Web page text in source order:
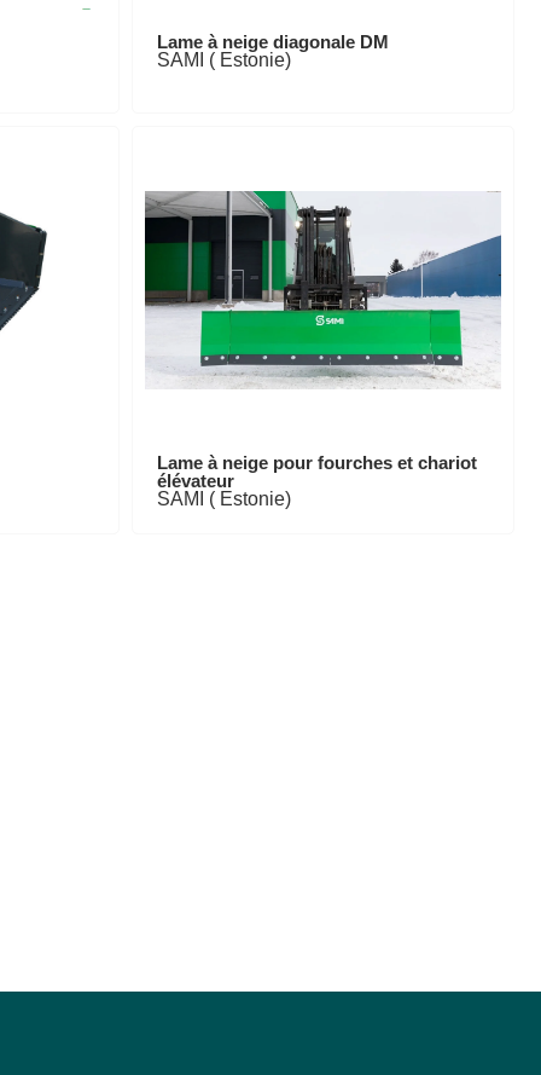
Lame à neige diagonale DM
SAMI ( Estonie)
Lame à neige pour fourches et chariot
élévateur
SAMI ( Estonie)